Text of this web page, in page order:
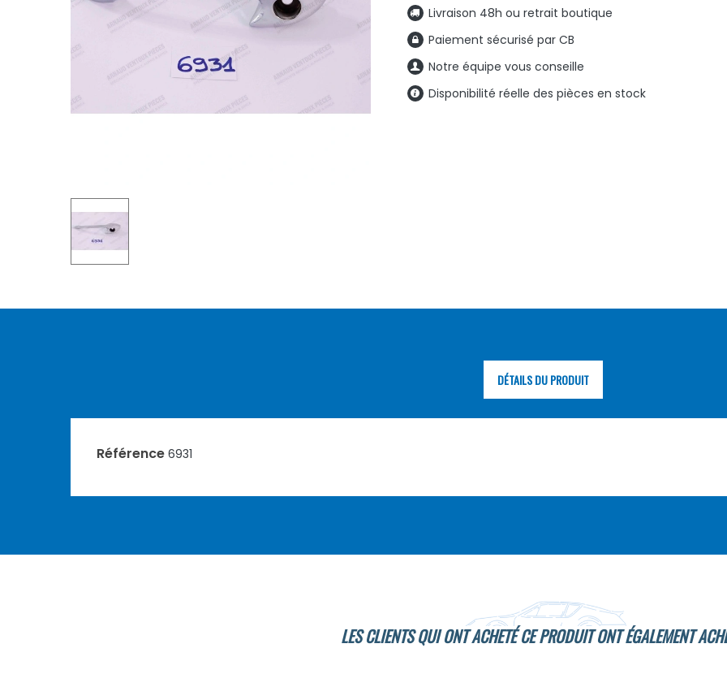
Livraison 48h ou retrait boutique
Paiement sécurisé par CB
Notre équipe vous conseille
Disponibilité réelle des pièces en stock
DÉTAILS DU PRODUIT
Référence 6931
LES CLIENTS QUI ONT ACHETÉ CE PRODUIT ONT ÉGALEMENT